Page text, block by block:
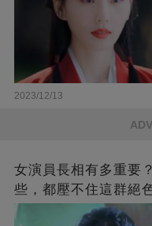
2023/12/13
女演員長相有多重要
些，都壓不住這群絕